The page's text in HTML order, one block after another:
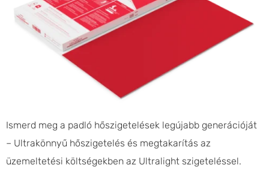
Ismerd meg a padló hőszigetelések legújabb generációját
– Ultrakönnyű hőszigetelés és megtakarítás az
üzemeltetési költségekben az Ultralight szigeteléssel.